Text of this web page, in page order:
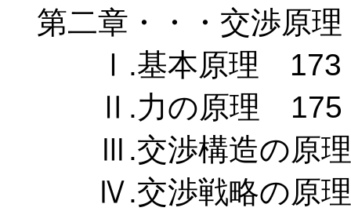
第二章・・・交渉原
Ⅰ.基本原理 173
Ⅱ.力の原理 175
Ⅲ.交渉構造の原
Ⅳ.交渉戦略の原